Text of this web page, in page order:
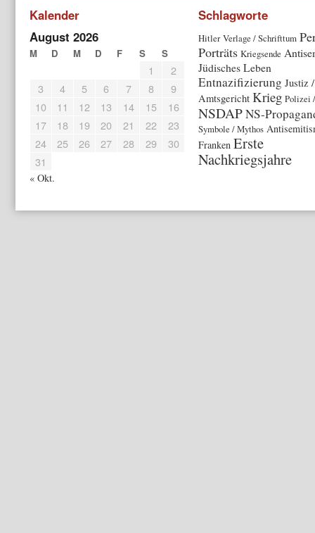
Kalender
August 2026
M D M D F S S
1
2
3
4 5 6 7 8
9
10
11 12 13 14 15
16
17
18 19 20 21 22
23
24
25 26 27 28 29
30
31
« Okt.
Schlagworte
Hitler Verlage / Schrifttum
Porträts Kriegsende
Jüdisches Leben
Entnazifizierung Justiz /
Amtsgericht Krieg Polizei
NSDAPNS-
Symbole / Mythos
Franken Erste
Nachkriegsjahre